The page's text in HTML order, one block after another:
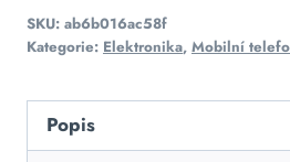
SKU: ab6b016ac58f
Kategorie: Elektronika, Mobilní
Popis